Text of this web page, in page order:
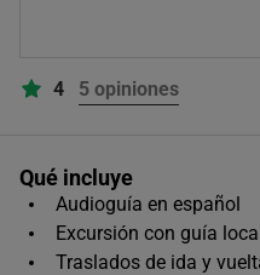
4 5 opiniones
Qué incluye
Audioguía en español
Excursión con guía
Traslados de ida y